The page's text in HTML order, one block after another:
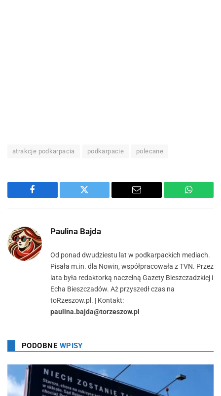
atrakcje podkarpacia podkarpacie polecane
Facebook Twitter Email
Paulina Bajda
Od ponad dwudziestu lat w podkarpackich mediach.
Pisała m.in. dla Nowin, współpracowała z TVN. Przez
lata była redaktorką naczelną Gazety Bieszczadzkiej i
Echa Bieszczadów. Aż przyszedł czas na
toRzeszow.pl. | Kontakt:
paulina.bajda@torzeszow.pl
PODOBNE WPISY